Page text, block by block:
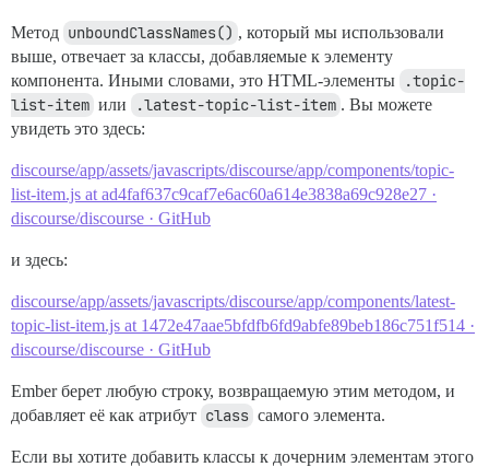
Метод unboundClassNames() , который мы использовали
выше, отвечает за классы, добавляемые к элементу
компонента. Иными словами, это HTML-элементы
.topic-
list-item или .latest-topic-list-item . Вы можете
увидеть это здесь:
discourse/app/assets/javascripts/discourse/app/components/topic-
list-item.js at ad4faf637c9caf7e6ac60a614e3838a69c928e27 ·
discourse/discourse · GitHub
и здесь:
discourse/app/assets/javascripts/discourse/app/components/latest-
topic-list-item.js at 1472e47aae5bfdfb6fd9abfe89beb186c751f514 ·
discourse/discourse · GitHub
Ember берет любую строку, возвращаемую этим методом, и
добавляет её как атрибут class самого элемента.
Если вы хотите добавить классы к дочерним элементам этого